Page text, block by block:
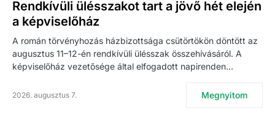
Rendkívüli ülésszakot tart a jövő hét elején
a képviselőház
A román törvényhozás házbizottsága csütörtökön döntött az
augusztus 11–12-én rendkívüli ülésszak összehívásáról. A
képviselőház vezetősége által elfogadott napirenden…
2026. augusztus 7. Megnyitom